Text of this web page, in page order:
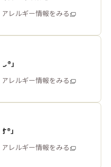
レルギー情報をみる
®」
レルギー情報をみる
®」
アレルギー情報をみる